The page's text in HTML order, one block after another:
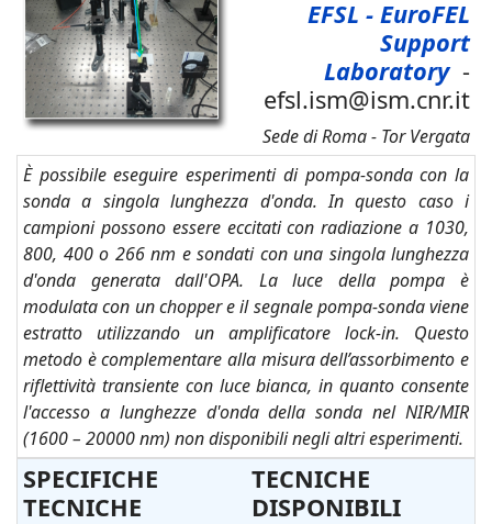
EFSL - EuroFEL
Support
Laboratory -
efsl.ism@ism.cnr.it
Sede di Roma - Tor Vergata
È possibile eseguire esperimenti di pompa-sonda con la
sonda a singola lunghezza d'onda. In questo caso i
campioni possono essere eccitati con radiazione a 1030,
800, 400 o 266 nm e sondati con una singola lunghezza
d'onda generata dall'OPA. La luce della pompa è
modulata con un chopper e il segnale pompa-sonda viene
estratto utilizzando un amplificatore lock-in. Questo
metodo è complementare alla misura dell’assorbimento e
riflettività transiente con luce bianca, in quanto consente
l'accesso a lunghezze d'onda della sonda nel NIR/MIR
(1600 – 20000 nm) non disponibili negli altri esperimenti.
SPECIFICHE
TECNICHE
TECNICHE
DISPONIBILI